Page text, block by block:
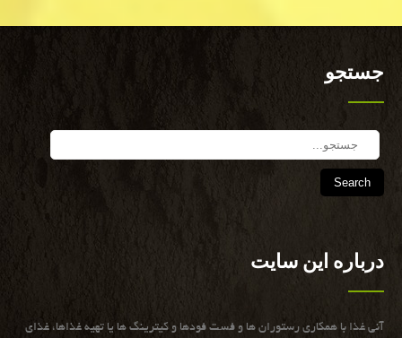
جستجو
Search
درباره این سایت
آنی غذا با همكاری رستوران ها و فست فودها و كیترینگ ها یا تهیه غذاها، غذای